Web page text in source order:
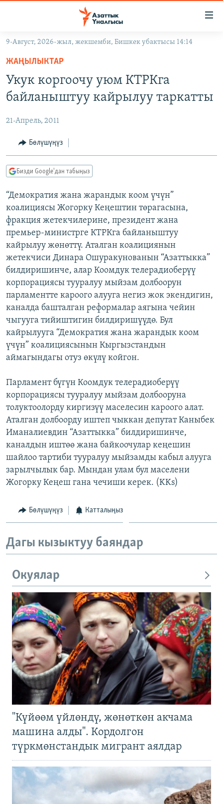
Навигацияга
өтүңүз
Издөөгө
салыңызКЫРГЫЗСТАН
ЭКОНОМИКА
МАДАНИЯТ
ДҮЙНӨ
БОРБОР АЗИЯ
АТАЙЫН ИЛИКТӨӨ
ТВ ПРОГРАММАЛАР
ЭКСПЕРТТЕР ТАЛДАЙТ
БИЗ ЖАНА ДҮЙНӨ
ЭЖЕ-СИҢДИЛЕР
АЗАТТЫК+
ЫҢГАЙСЫЗ СУРООЛОР
ӨЗГӨЧӨ ПИКИР
Русский
ОНЛАЙН ШЕРИНЕ
ЭЕ/АРнун бардык сайттары
9-Август, 2026-жыл, жекшемби, Бишкек убактысы 14:14
ЖАҢЫЛЫКТАР
Укук коргоочу уюм КТРКга
байланыштуу кайрылуу таркатты
21-Апрель, 2011
Бөлүшүңүз
Бизди Google'дан табыңыз
“Демократия жана жарандык коом үчүн”
коалициясы Жогорку Кеңештин төрагасына,
фракция жетекчилерине, президент жана
премьер-министрге КТРКга байланыштуу
кайрылуу жөнөттү. Аталган коалициянын
жетекчиси Динара Ошуракунованын “Азаттыкка”
билдиришинче, алар Коомдук телерадиоберүү
корпорациясы тууралуу мыйзам долбоорун
парламентте кароого алууга негиз жок экендигин,
каналда башталган реформалар аягына чейин
чыгууга тийиштигин билдиришүүдө. Бул
кайрылууга “Демократия жана жарандык коом
үчүн” коалициясынын Кыргызстандын
аймагындагы отуз өкүлү койгон.
Парламент бүгүн Коомдук телерадиоберүү
корпорациясы тууралуу мыйзам долбооруна
толуктоолорду киргизүү маселесин кароого алат.
Аталган долбоорду иштеп чыккан депутат Каныбек
Иманалиевдин “Азаттыкка” билдиришинче,
каналдын иштөө жана байкоочулар кеңешин
шайлоо тартиби тууралуу мыйзамды кабыл алууга
зарылчылык бар. Мындан улам бул маселени
Жогорку Кеңеш гана чечиши керек. (KKs)
Бөлүшүңүз Катталыңыз
Дагы кызыктуу баяндар
Окуялар
"Күйөөм үйлөндү, жөнөткөн акчама
машина алды". Кордолгон
түркмөнстандык мигрант аялдар